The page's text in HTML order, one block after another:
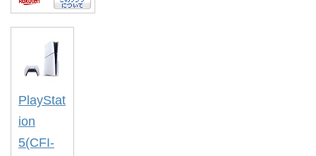
PlayStat
ion
5(CFI-